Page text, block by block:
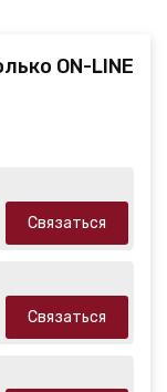
Лидия П
ON-LINE
Связаться
Связаться